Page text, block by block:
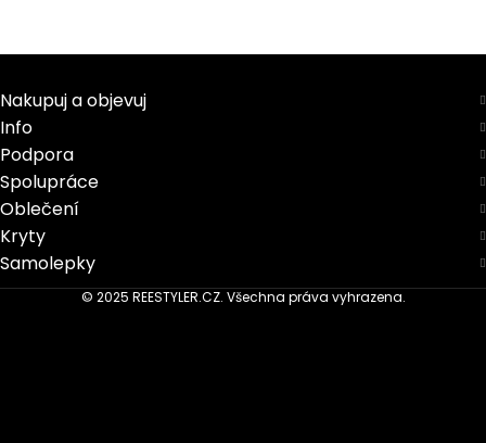
Nakupuj a objevuj
Info
Podpora
Spolupráce
Oblečení
Kryty
Samolepky
© 2025 REESTYLER.CZ. Všechna práva vyhrazena.